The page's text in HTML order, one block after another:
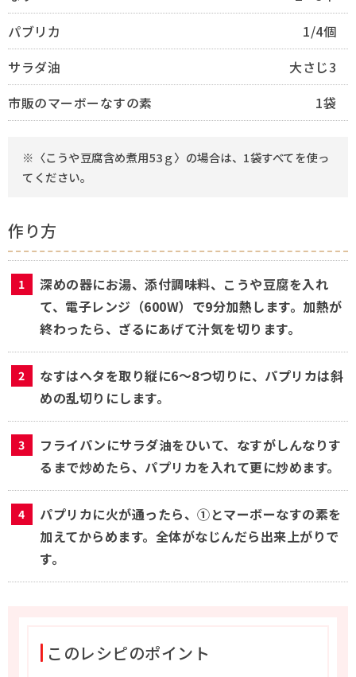
パブリカ
1/4個
サラダ油
大さじ3
市販のマーボーなすの素
1袋
※〈こうや豆腐含め煮用53ｇ〉の場合は、1袋すべてを使っ
てください。
作り方
深めの器にお湯、添付調味料、こうや豆腐を入れ
て、電子レンジ（600W）で9分加熱します。加熱が
終わったら、ざるにあげて汁気を切ります。
なすはヘタを取り縦に6～8つ切りに、パプリカは斜
めの乱切りにします。
フライパンにサラダ油をひいて、なすがしんなりす
るまで炒めたら、パプリカを入れて更に炒めます。
パプリカに火が通ったら、①とマーボーなすの素を
加えてからめます。全体がなじんだら出来上がりで
す。
このレシピのポイント